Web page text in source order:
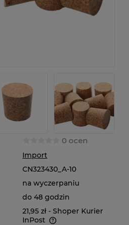
0 ocen
Import
CN323430_A-10
na wyczerpaniu
do 48 godzin
21,95 zł - Shoper Kurier
InPost